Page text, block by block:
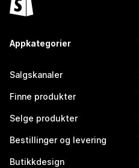
Appkategorier
Salgskanaler
Finne produkter
Selge produkter
Bestillinger og levering
Butikkdesign